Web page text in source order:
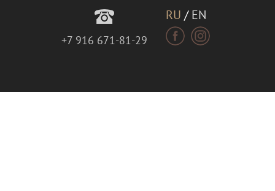
+7 916 671-81-29
RU / EN